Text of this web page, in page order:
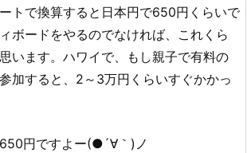
トで換算すると日本円で650円くらいで
ボードをやるのでなければ、これくら
います。ハワイで、もし親子で有料の
加すると、2～3万円くらいすぐかかっ
円ですよー(●´∀｀)ノ